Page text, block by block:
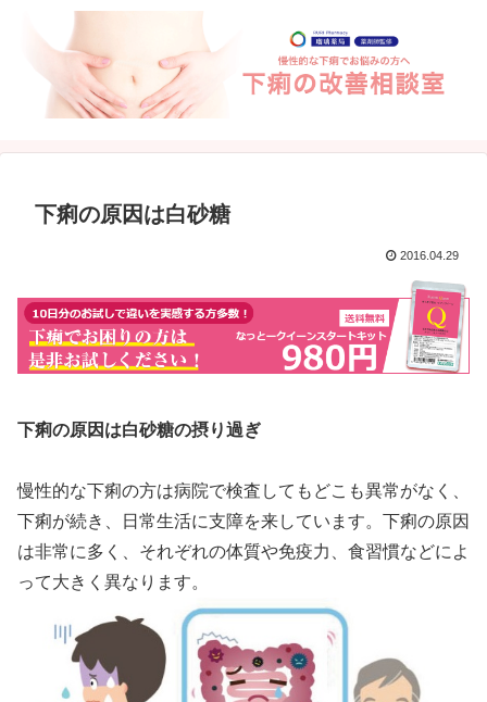
下痢の原因は白砂糖
2016.04.29
下痢の原因は白砂糖の摂り過ぎ
慢性的な下痢の方は病院で検査してもどこも異常がなく、
下痢が続き、日常生活に支障を来しています。下痢の原因
は非常に多く、それぞれの体質や免疫力、食習慣などによ
って大きく異なります。